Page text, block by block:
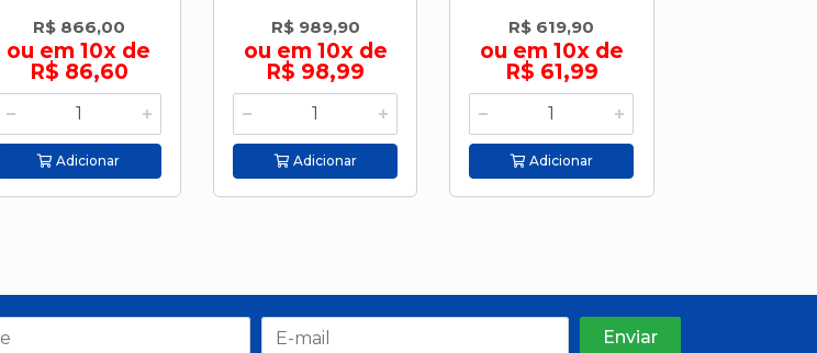
R$ 866,00
ou em 10x de
R$ 86,60
Adicionar
R$ 989,90
ou em 10x de
R$ 98,99
Adicionar
R$ 619,90
ou em 10x de
R$ 61,99
Adicionar